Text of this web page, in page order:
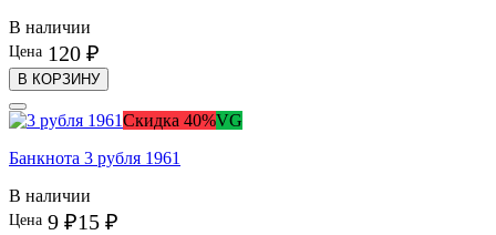
В наличии
Цена 120 ₽
В КОРЗИНУ
Скидка 40%VG
Банкнота 3 рубля 1961
В наличии
Цена 9 ₽15 ₽